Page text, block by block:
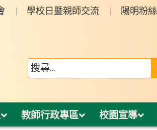
學校日暨親師交流 陽明粉
教師行政專區 校園宣導